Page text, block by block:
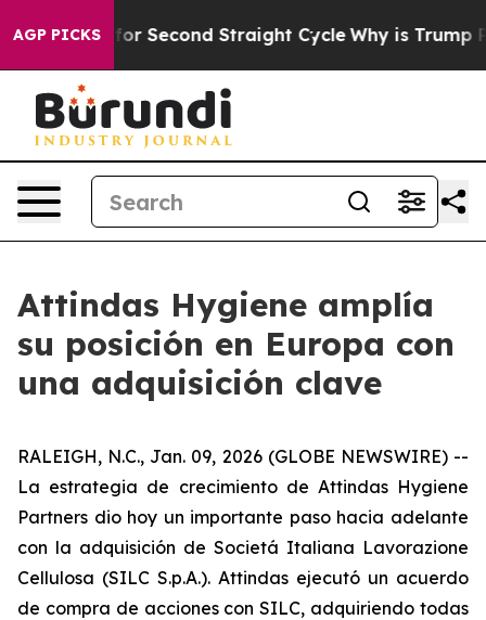
AGP PICKSfor Second Straight Cycle Why is Trump
Attindas Hygiene amplía
su posición en Europa con
una adquisición clave
RALEIGH, N.C., Jan. 09, 2026 (GLOBE NEWSWIRE) --
La estrategia de crecimiento de Attindas Hygiene
Partners dio hoy un importante paso hacia adelante
con la adquisición de Societá Italiana Lavorazione
Cellulosa (SILC S.p.A.). Attindas ejecutó un acuerdo
de compra de acciones con SILC, adquiriendo todas